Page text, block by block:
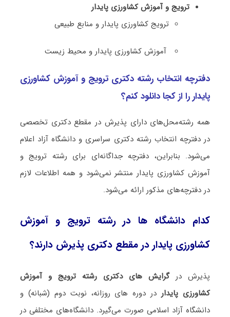
ترویج و آموزش کشاورزی پایدار
ﺗﺮوﻳﺞ ﻛﺸﺎورزی ﭘﺎﻳﺪار و منابع طبیعی
آﻣﻮزش ﻛﺸﺎورزی ﭘﺎﻳﺪار و محیط ‌زیست
دفترچه انتخاب رشته دکتری ﺗﺮوﻳﺞ و آﻣﻮزش ﻛﺸﺎورزی
ﭘﺎﻳﺪار را از کجا دانلود کنم؟
همه رشته‌محل‌های دارای پذیرش در مقطع دکتری تخصصی
در دفترچه انتخاب رشته دکتری سراسری و دانشگاه آزاد اعلام
می‌شود. بنابراین، دفترچه جداگانه‌ای برای رشته ﺗﺮوﻳﺞ و
آﻣﻮزش ﻛﺸﺎورزی ﭘﺎﻳﺪار منتشر نمی‌شود و همه اطلاعات لازم
در دفترچه‌های مذکور ارائه می‌شود.
کدام دانشگاه ها در رشته ﺗﺮوﻳﺞ و آﻣﻮزش
ﻛﺸﺎورزی ﭘﺎﻳﺪار در مقطع دکتری پذیرش دارند؟
پذیرش درگرایش های دکتری رشته ﺗﺮوﻳﺞ و آﻣﻮزش
ﻛﺸﺎورزی ﭘﺎﻳﺪار در دوره های روزانه، نوبت دوم (شبانه) و
دانشگاه آزاد اسلامی صورت می‌گیرد. دانشگاه‌های مختلفی در